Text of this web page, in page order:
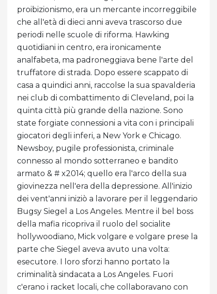
proibizionismo, era un mercante incorreggibile
che all'età di dieci anni aveva trascorso due
periodi nelle scuole di riforma. Hawking
quotidiani in centro, era ironicamente
analfabeta, ma padroneggiava bene l'arte del
truffatore di strada. Dopo essere scappato di
casa a quindici anni, raccolse la sua spavalderia
nei club di combattimento di Cleveland, poi la
quinta città più grande della nazione. Sono
state forgiate connessioni a vita con i principali
giocatori degli inferi, a New York e Chicago.
Newsboy, pugile professionista, criminale
connesso al mondo sotterraneo e bandito
armato & # x2014; quello era l'arco della sua
giovinezza nell'era della depressione. All'inizio
dei vent'anni iniziò a lavorare per il leggendario
Bugsy Siegel a Los Angeles. Mentre il bel boss
della mafia ricopriva il ruolo del socialite
hollywoodiano, Mick volgare e volgare prese la
parte che Siegel aveva avuto una volta:
esecutore. I loro sforzi hanno portato la
criminalità sindacata a Los Angeles. Fuori
c'erano i racket locali, che collaboravano con